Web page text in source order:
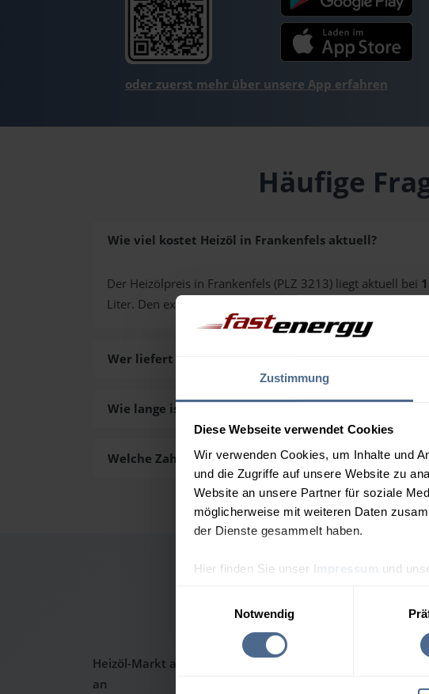
Zustimmung
Diese Webseite verwendet Cookies
Wir verwenden Cookies, um Inhalte und
und die Zugriffe auf unsere Website zu
Website an unsere Partner für soziale
möglicherweise mit weiteren Daten
der Dienste gesammelt haben.
Hier finden Sie unser Impressum und
Notwendig
oder zuerst mehr über unsere App erfahren
Häufige
Wie viel kostet Heizöl in Frankenfels aktuell?
Der Heizölpreis in Frankenfels (PLZ 3213) liegt aktuell bei
Liter. Den exakten Preis für Ihre Wunschmenge erhalten
Wer liefert das Heizöl in Frankenfels aus?
Wie lange ist die Lieferzeit des Heizöls in Frankenfels?
Welche Zahlungsarten gibt es?
Heizöl-Markt aktuell: Ölpreise schon wieder auf dem Weg
an